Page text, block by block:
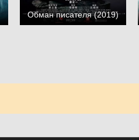
Обман писателя (2019)